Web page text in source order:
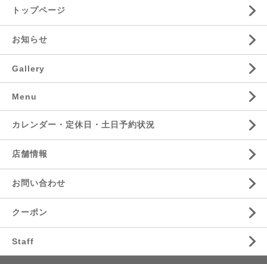
トップページ
お知らせ
Gallery
Menu
カレンダー・定休日・土日予約状況
店舗情報
お問い合わせ
クーポン
Staff